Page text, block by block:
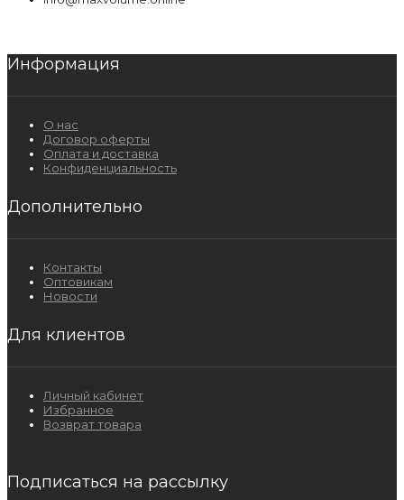
Информация
О нас
Договор оферты
Оплата и доставка
Конфиденциальность
Дополнительно
Контакты
Оптовикам
Новости
Для клиентов
Личный кабинет
Избранное
Возврат товара
Подписаться на рассылку